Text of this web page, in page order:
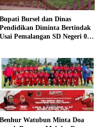
Bupati Bursel dan Dinas
Pendidikan Diminta Bertindak
Usai Pemalangan SD Negeri 09
Benhur Watubun Minta Doa